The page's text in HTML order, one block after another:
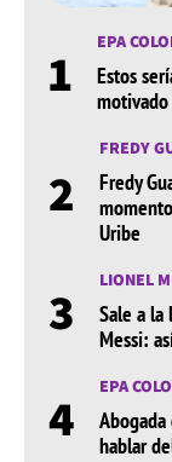
1 EPA
Estos
motivado
2
FREDY
Fredy
Uribe
3 LIONEL
Sale a
Messi:
4 EPA
hablar